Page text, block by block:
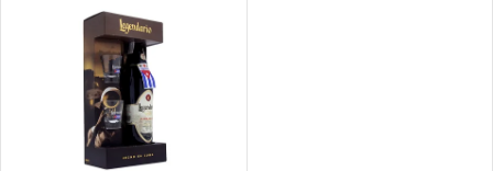
novinka od...